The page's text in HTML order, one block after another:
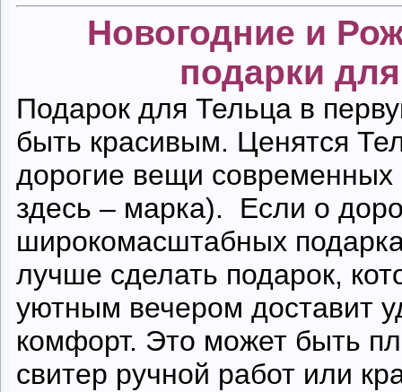
Новогодние и
подарки
Подарок для Тельца в
быть красивым. Ценятся
дорогие вещи современных
здесь – марка). Если о
широкомасштабных
лучше сделать подарок,
уютным вечером доставит
комфорт. Это может быть
свитер ручной работ или